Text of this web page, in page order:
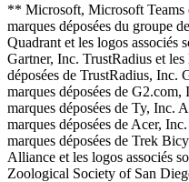
** Microsoft, Microsoft Teams
marques déposées du groupe
Quadrant et les logos associés
Gartner, Inc. TrustRadius et les
déposées de TrustRadius, Inc.
marques déposées de G2.com,
marques déposées de Ty, Inc.
marques déposées de Acer,
marques déposées de Trek
Alliance et les logos associés
Zoological Society of San